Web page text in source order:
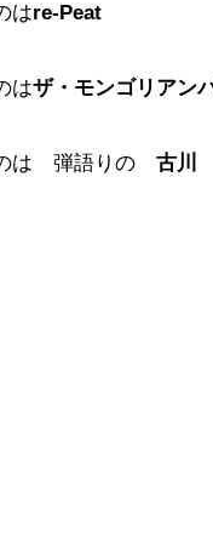
はre-Peat
はザ・モンゴリアン
のは 弾語りの 古川